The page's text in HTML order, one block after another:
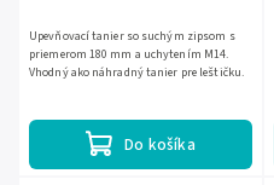
Do košíka
Upevňovací tanier so suchým zipsom s
priemerom 180 mm a uchytením M14.
Vhodný ako náhradný tanier pre leštičku.